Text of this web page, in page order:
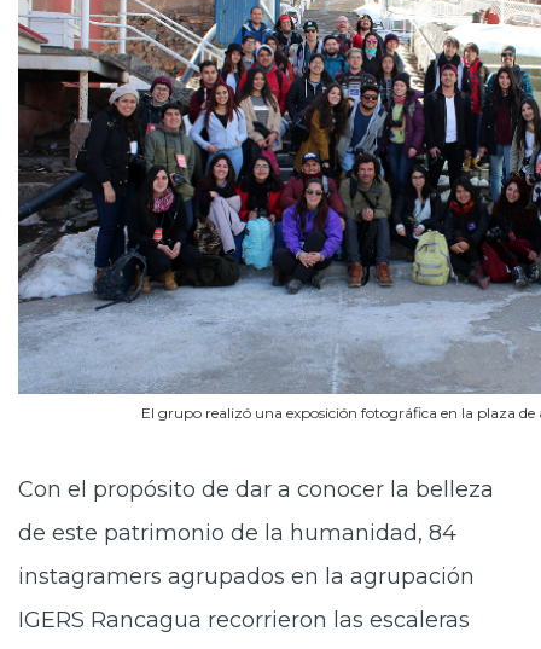
El grupo realizó una exposición fotográfica en la plaza de
Con el propósito de dar a conocer la belleza
de este patrimonio de la humanidad, 84
instagramers agrupados en la agrupación
IGERS Rancagua recorrieron las escaleras